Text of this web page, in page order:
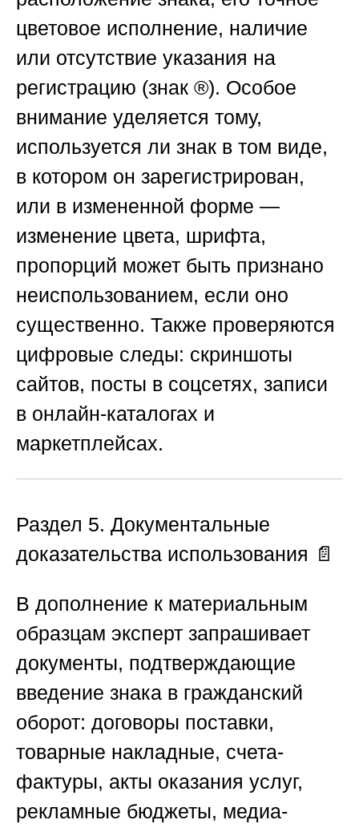
цветовое исполнение, наличие
или отсутствие указания на
регистрацию (знак ®). Особое
внимание уделяется тому,
используется ли знак в том виде,
в котором он зарегистрирован,
или в измененной форме —
изменение цвета, шрифта,
пропорций может быть признано
неиспользованием, если оно
существенно. Также проверяются
цифровые следы: скриншоты
сайтов, посты в соцсетях, записи
в онлайн-каталогах и
маркетплейсах.
Раздел 5. Документальные
доказательства использования 📄
В дополнение к материальным
образцам эксперт запрашивает
документы, подтверждающие
введение знака в гражданский
оборот: договоры поставки,
товарные накладные, счета-
фактуры, акты оказания услуг,
рекламные бюджеты, медиа-